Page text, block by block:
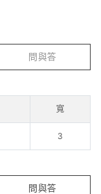
問與答
寬
3
問與答